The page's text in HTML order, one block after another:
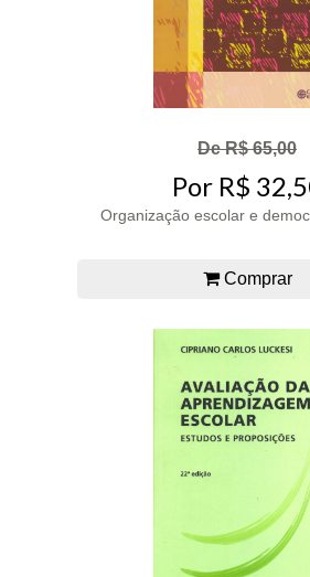
De R$ 65,00
Por R$
Organização escolar e
Comprar